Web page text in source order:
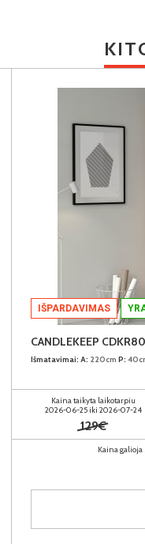
IŠPARDAVIMAS
Išmatavimai: A: 220cm P:
Kaina taikyta laikotarpiu
2026-06-25 iki 2026-07-24
129€
Kaina